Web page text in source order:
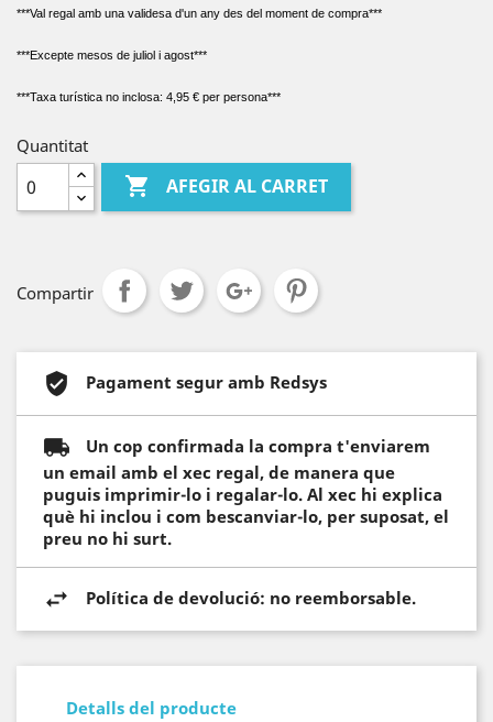
***Val regal amb una validesa d'un any des del moment de compra***
***Excepte mesos de juliol i agost***
***Taxa turística no inclosa: 4,95 € per persona***
Quantitat
 AFEGIR AL CARRET
Compartir
Pagament segur amb Redsys
Un cop confirmada la compra t'enviarem
un email amb el xec regal, de manera que
puguis imprimir-lo i regalar-lo. Al xec hi explica
què hi inclou i com bescanviar-lo, per suposat, el
preu no hi surt.
Política de devolució: no reemborsable.
Detalls del producte